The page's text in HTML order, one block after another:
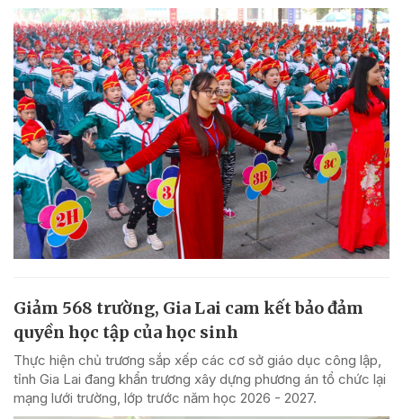
Giảm 568 trường, Gia Lai cam kết bảo đảm
quyền học tập của học sinh
Thực hiện chủ trương sắp xếp các cơ sở giáo dục công lập,
tỉnh Gia Lai đang khẩn trương xây dựng phương án tổ chức lại
mạng lưới trường, lớp trước năm học 2026 - 2027.